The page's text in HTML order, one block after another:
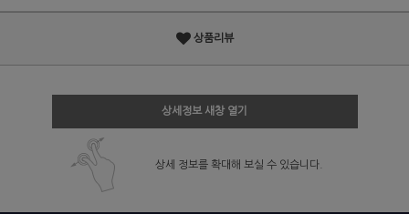
상품리뷰
상세정보 새창 열기
상세 정보를 확대해 보실 수 있습니다.